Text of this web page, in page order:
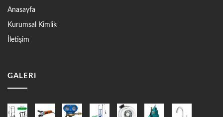
Anasayfa
Kurumsal Kimlik
İletişim
GALERI